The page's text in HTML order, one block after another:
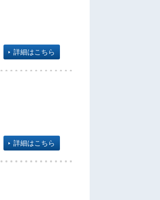
詳細はこちら
詳細はこちら